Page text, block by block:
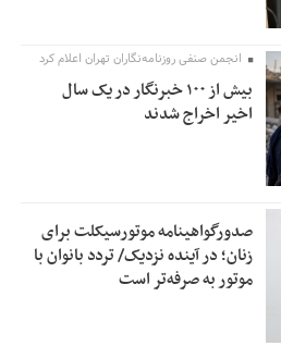
انجمن صنفی روزنامه‌نگاران تهران اعلام کرد
بیش از ۱۰۰ خبرنگار در یک سال
اخیر اخراج شدند
صدورگواهینامه موتورسیکلت برای
زنان؛ در آینده نزدیک/ تردد بانوان با
موتور به‌ صرفه‌تر است